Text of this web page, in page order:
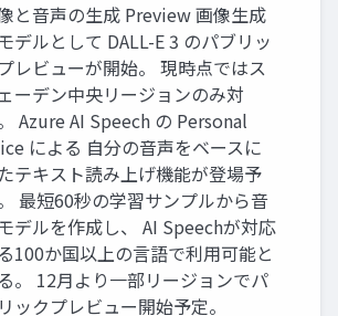
と音声の生成 Preview 画像生成
デルとして DALL-E 3 のパブリッ
レビューが開始。 現時点ではス
ーデン中央リージョンのみ対
Azure AI Speech の Personal
による 自分の音声をベースに
テキスト読み上げ機能が登場予
最短60秒の学習サンプルから音
デルを作成し、 AI Speechが対応
100か国以上の言語で利用可能と
。 12月より一部リージョンでパ
ックプレビュー開始予定。